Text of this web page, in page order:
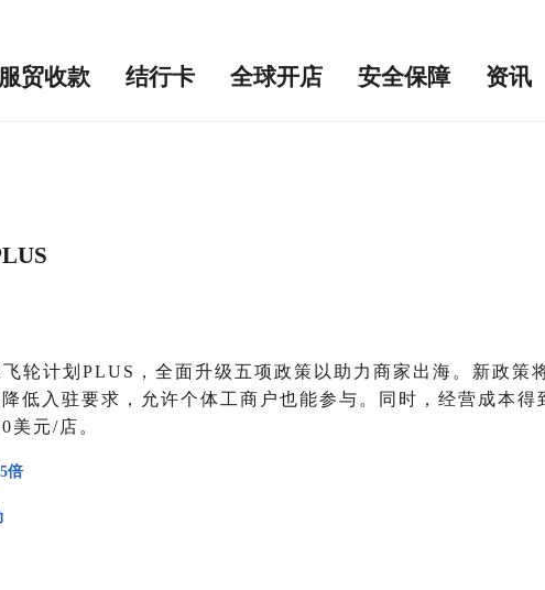
服贸收款 结行卡 全球开店 安全保障 资讯
轮计划PLUS，全面升级五项政策以助力商家出海。新政策
低入驻要求，允许个体工商户也能参与。同时，经营成本
美元/店。
倍